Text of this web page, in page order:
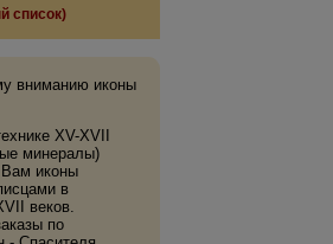
список)
вниманию иконы
XV-XVII
минералы)
иконы
в
веков.
по